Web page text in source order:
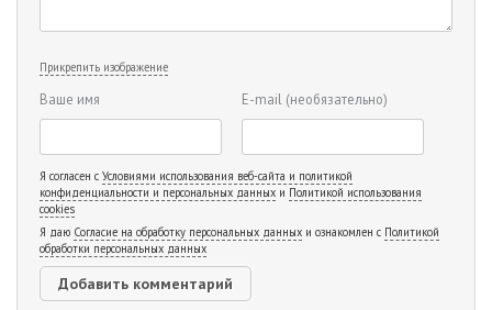
Прикрепить изображение
Ваше имя E-mail (необязательно)
Я согласен с Условиями использования веб-сайта и политикой
конфиденциальности и персональных данных и Политикой использования
cookies
Я даю Согласие на обработку персональных данных и ознакомлен с Политикой
обработки персональных данных